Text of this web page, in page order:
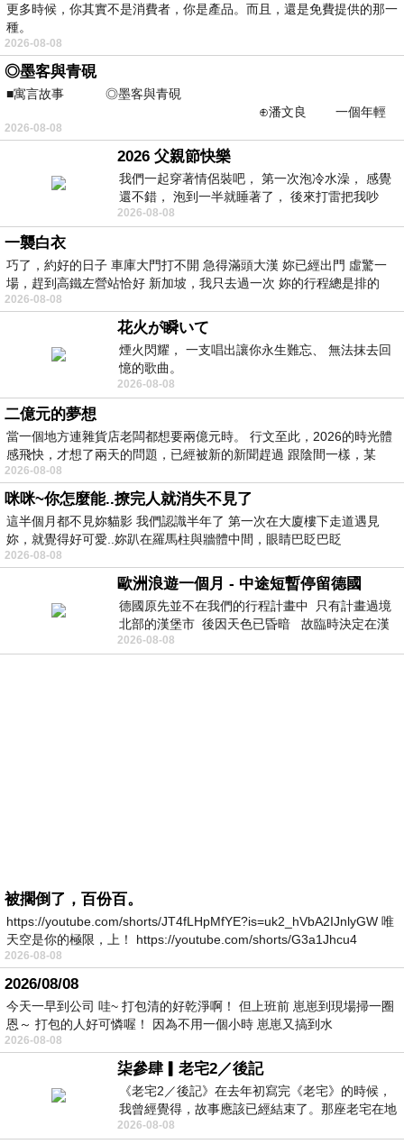
更多時候，你其實不是消費者，你是產品。而且，還是免費提供的那一
種。
2026-08-08
◎墨客與青硯
■寓言故事 ◎墨客與青硯
⊕潘文良 一個年輕
的墨客，在京城的古玩肆裡
2026-08-08
2026 父親節快樂
我們一起穿著情侶裝吧， 第一次泡冷水澡， 感覺
還不錯， 泡到一半就睡著了， 後來打雷把我吵
醒， 手
2026-08-08
一襲白衣
巧了，約好的日子 車庫大門打不開 急得滿頭大漢 妳已經出門 虛驚一
場，趕到高鐵左營站恰好 新加坡，我只去過一次 妳的行程總是排的
2026-08-08
花火が瞬いて
煙火閃耀， 一支唱出讓你永生難忘、 無法抹去回
憶的歌曲。
2026-08-08
二億元的夢想
當一個地方連雜貨店老闆都想要兩億元時。 行文至此，2026的時光體
感飛快，才想了兩天的問題，已經被新的新聞趕過 跟陰間一樣，某
2026-08-08
咪咪~你怎麼能..撩完人就消失不見了
這半個月都不見妳貓影 我們認識半年了 第一次在大廈樓下走道遇見
妳，就覺得好可愛..妳趴在羅馬柱與牆體中間，眼睛巴眨巴眨
2026-08-08
歐洲浪遊一個月 - 中途短暫停留德國
德國原先並不在我們的行程計畫中 只有計畫過境
北部的漢堡市 後因天色已昏暗 故臨時決定在漢
堡市吃晚餐和過夜
2026-08-08
被擱倒了，百份百。
https://youtube.com/shorts/JT4fLHpMfYE?is=uk2_hVbA2IJnlyGW 唯
天空是你的極限，上！ https://youtube.com/shorts/G3a1Jhcu4
2026-08-08
2026/08/08
今天一早到公司 哇~ 打包清的好乾淨啊！ 但上班前 崽崽到現場掃一圈
恩～ 打包的人好可憐喔！ 因為不用一個小時 崽崽又搞到水
2026-08-08
柒參肆▎老宅2／後記
《老宅2／後記》在去年初寫完《老宅》的時候，
我曾經覺得，故事應該已經結束了。那座老宅在地
震中倒塌，七個人終於離開那片黑暗，
2026-08-08